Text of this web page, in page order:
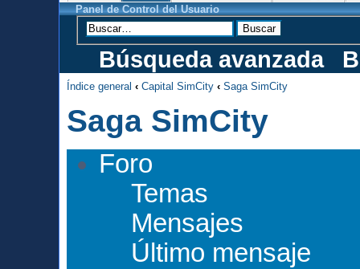
Panel de Control del Usuario
Búsqueda avanzada
Índice general ‹ Capital SimCity ‹ Saga SimCity
Saga SimCity
Foro
Temas
Mensajes
Último mensaje